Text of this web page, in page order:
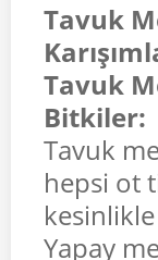
Tavuk
Tavuk
Bitkiler:
Tavuk
hepsi ot
Yapay